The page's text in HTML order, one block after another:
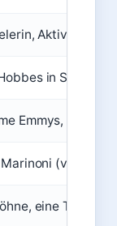
Aktivistin,
in Sex and
Emmys, 2 Tony
eine Tochter)